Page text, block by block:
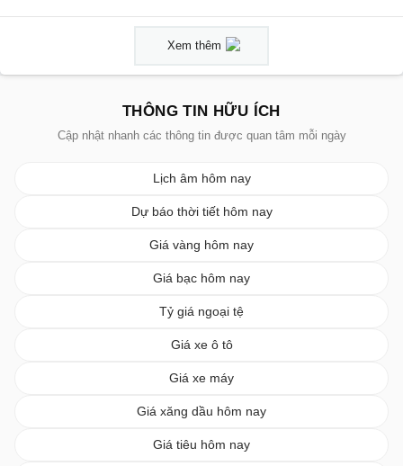
Xem thêm
THÔNG TIN HỮU ÍCH
Cập nhật nhanh các thông tin được quan tâm mỗi ngày
Lịch âm hôm nay
Dự báo thời tiết hôm nay
Giá vàng hôm nay
Giá bạc hôm nay
Tỷ giá ngoại tệ
Giá xe ô tô
Giá xe máy
Giá xăng dầu hôm nay
Giá tiêu hôm nay